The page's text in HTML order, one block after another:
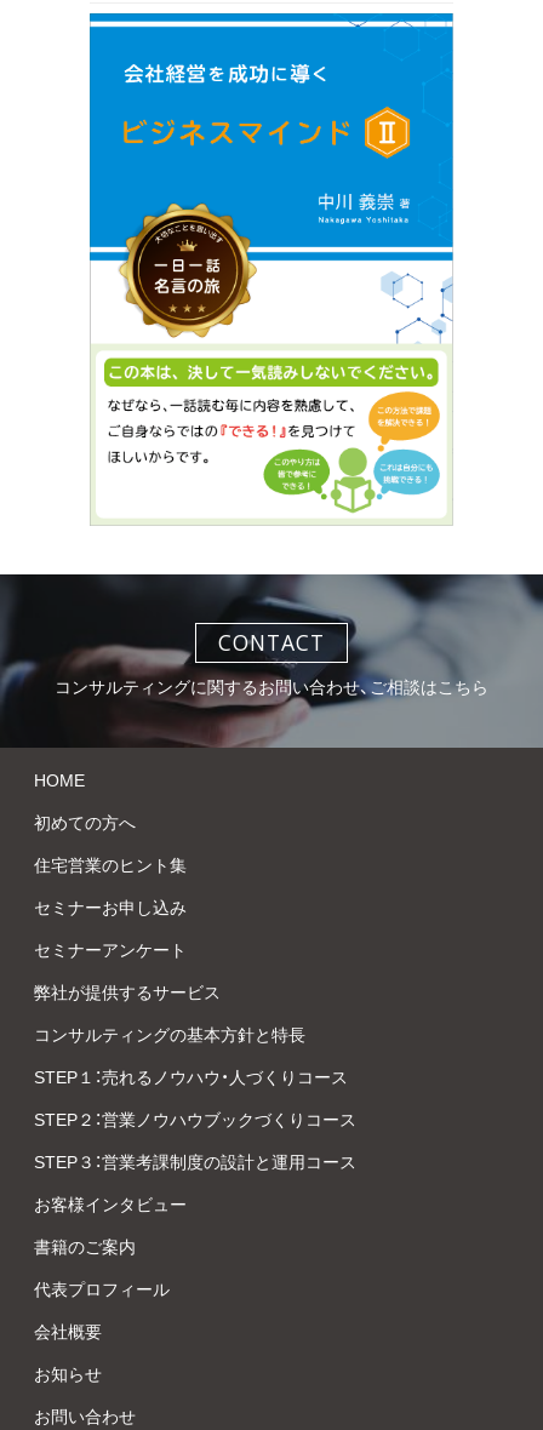
CONTACT
コンサルティングに関するお問い合わせ、ご相談はこちら
HOME
初めての方へ
住宅営業のヒント集
セミナーお申し込み
セミナーアンケート
弊社が提供するサービス
コンサルティングの基本方針と特長
STEP１：売れるノウハウ・人づくりコース
STEP２：営業ノウハウブックづくりコース
STEP３：営業考課制度の設計と運用コース
お客様インタビュー
書籍のご案内
代表プロフィール
会社概要
お知らせ
お問い合わせ